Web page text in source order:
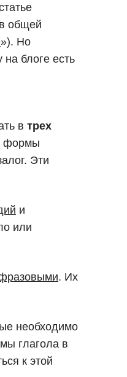
общей
»). Но
блоге есть
в трех
формы
Эти
и
или
. Их
необходимо
глагола в
к этой